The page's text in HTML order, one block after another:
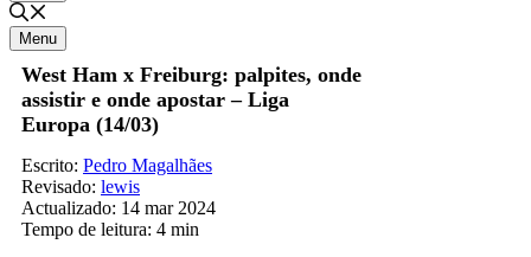
Menu
West Ham x Freiburg: palpites, onde
assistir e onde apostar – Liga
Europa (14/03)
Escrito: Pedro Magalhães
Revisado: lewis
Actualizado: 14 mar 2024
Tempo de leitura: 4 min